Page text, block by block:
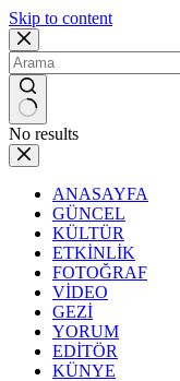
Skip to content
No results
ANASAYFA
GÜNCEL
KÜLTÜR
ETKİNLİK
FOTOĞRAF
VİDEO
GEZİ
YORUM
EDİTÖR
KÜNYE